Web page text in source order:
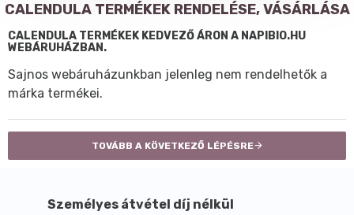
CALENDULA TERMÉKEK RENDELÉSE, VÁSÁRLÁSA
CALENDULA TERMÉKEK KEDVEZŐ ÁRON A NAPIBIO.HU
WEBÁRUHÁZBAN.
Sajnos webáruházunkban jelenleg nem rendelhetők a
márka termékei.
TOVÁBB A KÖVETKEZŐ LÉPÉSRE
Személyes átvétel díj nélkül